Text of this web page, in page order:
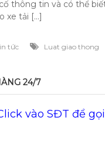
thông tin và có thể
xe tải […]
tức Luat giao thong
24/7
vào SĐT để gọi